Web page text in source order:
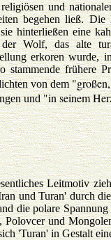
und
begehen ließ.
sie hinterließen eine
der Wolf, das alte
erkoren wurde,
stammende frühere
von dem
und"in seinem
Leitmotiv
und Turan' durch
die polare
Polovcer und
'Turan' in Gestalt